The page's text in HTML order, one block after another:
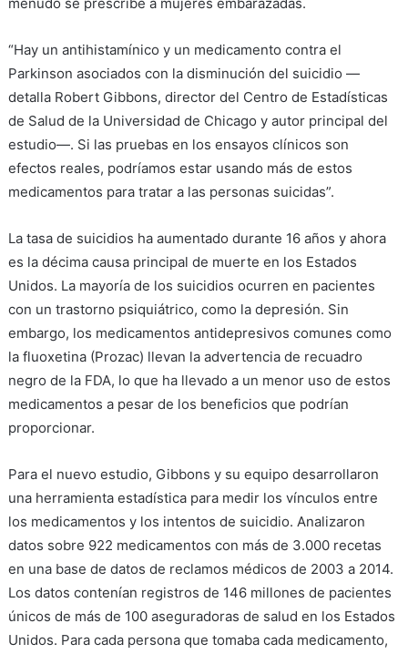
“Hay un antihistamínico y un medicamento contra el
Parkinson asociados con la disminución del suicidio —
detalla Robert Gibbons, director del Centro de Estadísticas
de Salud de la Universidad de Chicago y autor principal del
estudio—. Si las pruebas en los ensayos clínicos son
efectos reales, podríamos estar usando más de estos
medicamentos para tratar a las personas suicidas”.
La tasa de suicidios ha aumentado durante 16 años y ahora
es la décima causa principal de muerte en los Estados
Unidos. La mayoría de los suicidios ocurren en pacientes
con un trastorno psiquiátrico, como la depresión. Sin
embargo, los medicamentos antidepresivos comunes como
la fluoxetina (Prozac) llevan la advertencia de recuadro
negro de la FDA, lo que ha llevado a un menor uso de estos
medicamentos a pesar de los beneficios que podrían
proporcionar.
Para el nuevo estudio, Gibbons y su equipo desarrollaron
una herramienta estadística para medir los vínculos entre
los medicamentos y los intentos de suicidio. Analizaron
datos sobre 922 medicamentos con más de 3.000 recetas
en una base de datos de reclamos médicos de 2003 a 2014.
Los datos contenían registros de 146 millones de pacientes
únicos de más de 100 aseguradoras de salud en los Estados
Unidos. Para cada persona que tomaba cada medicamento,